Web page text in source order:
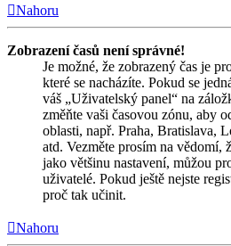
Nahoru
Zobrazení časů není správné!
Je možné, že zobrazený čas je
které se nacházíte. Pokud se
váš „Uživatelský panel“ na
změňte vaši časovou zónu, aby
oblasti, např. Praha, Bratislava,
atd. Vezměte prosím na vědomí,
jako většinu nastavení, můžou
uživatelé. Pokud ještě nejste
proč tak učinit.
Nahoru